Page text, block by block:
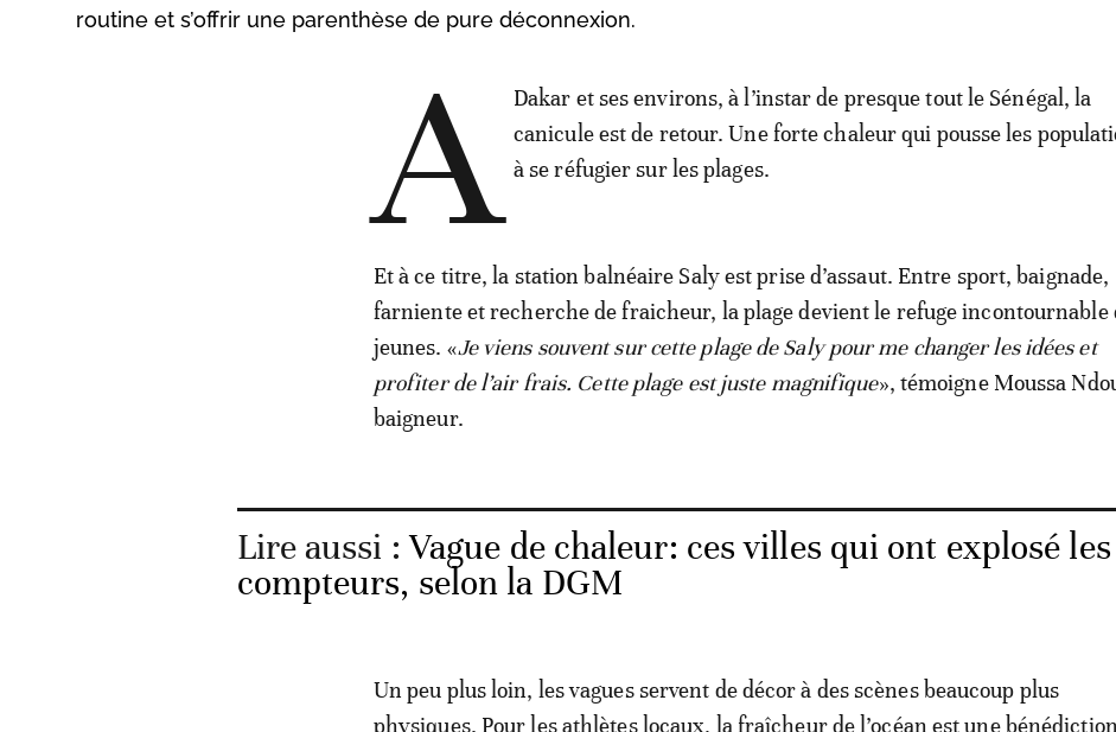
routine et s’offrir une parenthèse de pure déconnexion.
A Dakar et ses environs, à l’instar de presque tout le Sénégal, la
canicule est de retour. Une forte chaleur qui pousse les
à se réfugier sur les plages.
Et à ce titre, la station balnéaire Saly est prise d’assaut. Entre sport, baignade,
farniente et recherche de fraicheur, la plage devient le refuge incontournable
jeunes. «Je viens souvent sur cette plage de Saly pour me changer les idées et
profiter de l’air frais. Cette plage est juste magnifique», témoigne Moussa
baigneur.
Lire aussi :Vague de chaleur: ces villes qui ont explosé les
compteurs, selon la DGM
Un peu plus loin, les vagues servent de décor à des scènes beaucoup plus
physiques. Pour les athlètes locaux, la fraîcheur de l’océan est une bénédiction